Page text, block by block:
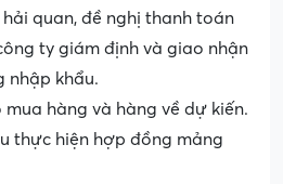
quan, đề nghị thanh toán
ty giám định và giao nhận
nhập khẩu.
hàng và hàng về dự kiến.
thực hiện hợp đồng mảng